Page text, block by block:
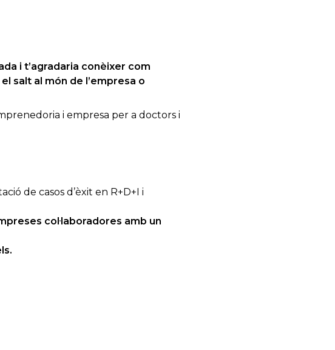
i t’agradaria conèixer com
salt al món de l’empresa o
i empresa per a doctors i
de casos d’èxit en R+D+I i
col·laboradores amb un